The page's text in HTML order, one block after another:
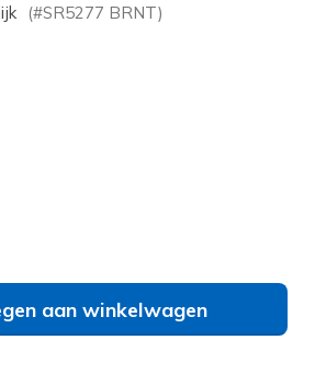
(#SR5277 BRNT)
aan winkelwagen